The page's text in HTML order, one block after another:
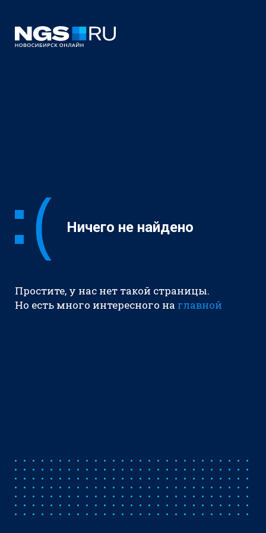
Ничего не найдено
Простите, у нас нет такой страницы.
Но есть много интересного на главной